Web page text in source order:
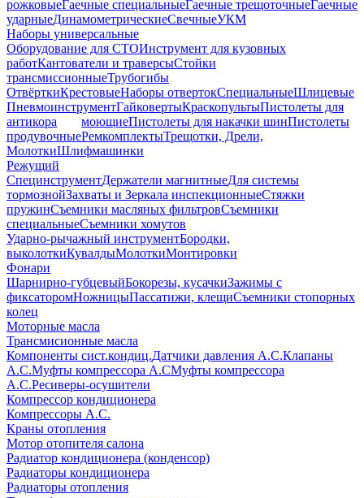
рожковыеГаечные специальныеГаечные трещоточныеГаечные
ударныеДинамометрическиеСвечныеУКМ
Наборы универсальные
Оборудование для СТОИнструмент для кузовных
работКантователи и траверсыСтойки
трансмиссионныеТрубогибы
ОтвёрткиКрестовыеНаборы отвертокСпециальныеШлицевые
ПневмоинструментГайковертыКраскопультыПистолеты для
антикора
моющиеПистолеты для накачки шинПистолеты
продувочныеРемкомплектыТрещотки, Дрели,
МолоткиШлифмашинки
Режущий
СпецинструментДержатели магнитныеДля системы
тормознойЗахваты и Зеркала инспекционныеСтяжки
пружинСъемники масляных фильтровСъемники
специальныеСъемники хомутов
Ударно-рычажный инструментБородки,
выколоткиКувалдыМолоткиМонтировки
Фонари
Шарнирно-губцевыйБокорезы, кусачкиЗажимы с
фиксаторомНожницыПассатижи, клещиСъемники стопорных
колец
Моторные масла
Трансмисионные масла
Компоненты сист.кондиц.Датчики давления А.С.Клапаны
А.С.Муфты компрессора А.СМуфты компрессора
А.С.Ресиверы-осушители
Компрессор кондиционера
Компрессоры А.С.
Краны отопления
Мотор отопителя салона
Радиатор кондиционера (конденсор)
Радиаторы кондиционера
Радиаторы отопления